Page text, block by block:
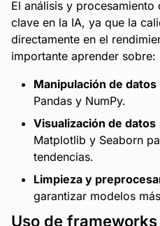
El análisis y
clave en la IA, ya que la
directamente en el
importante aprender sobre:
Manipulación de datos
Pandas y NumPy.
Visualización de datos
Matplotlib y Seaborn
tendencias.
Limpieza y
garantizar modelos
Uso de